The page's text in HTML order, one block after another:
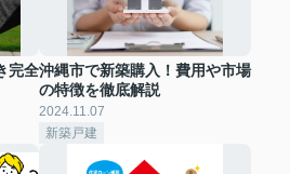
完全沖縄市で新築購入！費用や市場
の特徴を徹底解説
2024.11.07
新築戸建